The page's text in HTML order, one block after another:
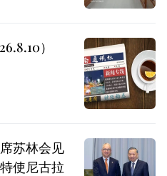
）
苏林会见
使尼古拉